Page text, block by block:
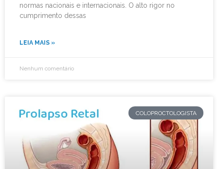
normas nacionais e internacionais. O alto rigor no
cumprimento dessas
LEIA MAIS »
Nenhum comentário
COLOPROCTOLOGISTA